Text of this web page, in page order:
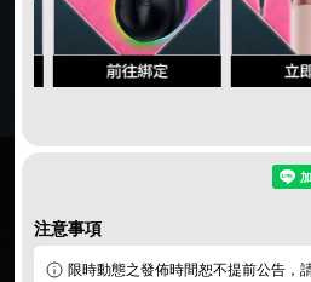
同意 個資暨隱私權保護政策
注意事項
限時動態之發佈時間恕不提前公告，